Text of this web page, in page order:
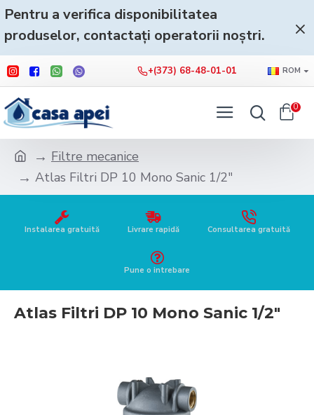
Pentru a verifica disponibilitatea
produselor, contactați operatorii noștri.
+(373) 68-48-01-01 ROM
0
Filtre mecanice
Atlas Filtri DP 10 Mono Sanic 1/2"
Instalarea gratuită Livrare rapidă Consultarea gratuită
Pune o intrebare
Atlas Filtri DP 10 Mono Sanic 1/2"